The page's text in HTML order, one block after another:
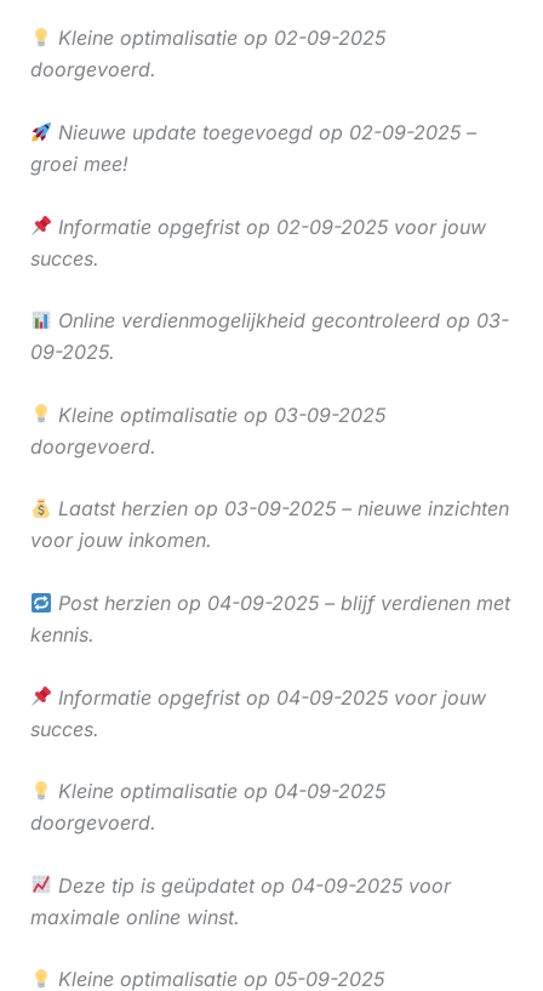
Kleine optimalisatie op 02-09-2025
doorgevoerd.
Nieuwe update toegevoegd op 02-09-2025 –
groei mee!
Informatie opgefrist op 02-09-2025 voor jouw
succes.
Online verdienmogelijkheid gecontroleerd op 03-
09-2025.
Kleine optimalisatie op 03-09-2025
doorgevoerd.
Laatst herzien op 03-09-2025 – nieuwe inzichten
voor jouw inkomen.
Post herzien op 04-09-2025 – blijf verdienen met
kennis.
Informatie opgefrist op 04-09-2025 voor jouw
succes.
Kleine optimalisatie op 04-09-2025
doorgevoerd.
Deze tip is geüpdatet op 04-09-2025 voor
maximale online winst.
Kleine optimalisatie op 05-09-2025